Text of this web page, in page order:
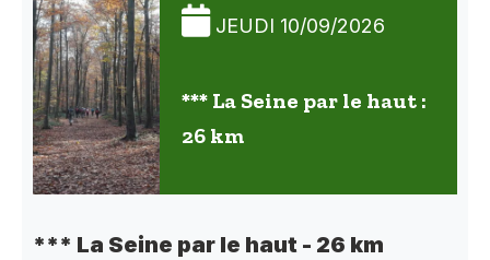
JEUDI 10/09/2026
*** La Seine par le haut :
26 km
*** La Seine par le haut - 26 km